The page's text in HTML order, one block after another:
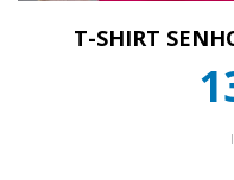
T-SHIRT